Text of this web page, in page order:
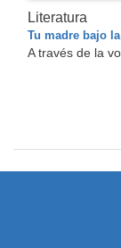
Literatura
Tu madre bajo
A través de la